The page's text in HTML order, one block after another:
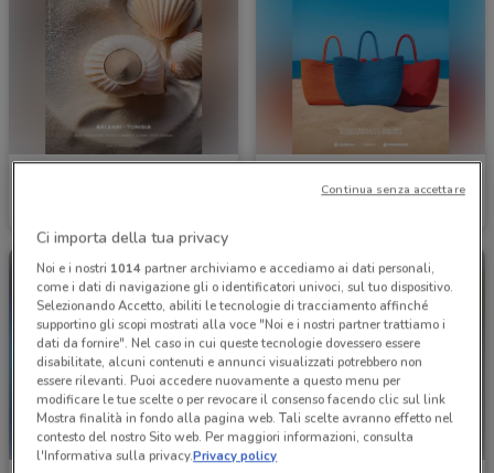
Ci importa della tua privacy
Noi e i nostri 1014partner archiviamo e accediamo ai dati personali,
come i dati di navigazione gli o identificatori univoci, sul tuo dispositivo.
Selezionando Accetto, abiliti le tecnologie di tracciamento affinché
supportino gli scopi mostrati alla voce "Noi e i nostri partner trattiamo i
dati da fornire". Nel caso in cui queste tecnologie dovessero essere
disabilitate, alcuni contenuti e annunci visualizzati potrebbero non
essere rilevanti. Puoi accedere nuovamente a questo menu per
modificare le tue scelte o per revocare il consenso facendo clic sul link
Mostra finalità in fondo alla pagina web. Tali scelte avranno effetto nel
contesto del nostro Sito web. Per maggiori informazioni, consulta
l'Informativa sulla privacy.Privacy policy
Continua senza accettare